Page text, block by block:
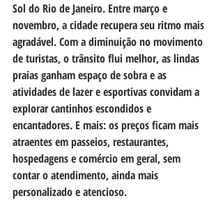
Sol do Rio de Janeiro. Entre março e
novembro, a cidade recupera seu ritmo mais
agradável. Com a diminuição no movimento
de turistas, o trânsito flui melhor, as lindas
praias ganham espaço de sobra e as
atividades de lazer e esportivas convidam a
explorar cantinhos escondidos e
encantadores. E mais: os preços ficam mais
atraentes em passeios, restaurantes,
hospedagens e comércio em geral, sem
contar o atendimento, ainda mais
personalizado e atencioso.